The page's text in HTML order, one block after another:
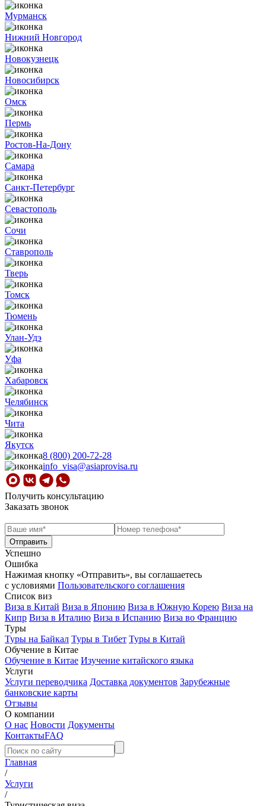
Мурманск
Нижний Новгород
Новокузнецк
Новосибирск
Омск
Пермь
Ростов-На-Дону
Самара
Санкт-Петербург
Севастополь
Сочи
Ставрополь
Тверь
Томск
Тюмень
Улан-Удэ
Уфа
Хабаровск
Челябинск
Чита
Якутск
8 (800) 200-72-28
info_visa@asiaprovisa.ru
Получить консультацию
Заказать звонок
Успешно
Ошибка
Нажимая кнопку «Отправить», вы соглашаетесь
с условиями Пользовательского соглашения
Список виз
Виза в Китай Виза в Японию Виза в Южную Корею Виза на
Кипр Виза в Италию Виза в Испанию Виза во Францию
Туры
Туры на Байкал Туры в Тибет Туры в Китай
Обучение в Китае
Обучение в Китае Изучение китайского языка
Услуги
Услуги переводчика Доставка документов Зарубежные
банковские карты
Отзывы
О компании
О нас Новости Документы
КонтактыFAQ
Главная
/
Услуги
/